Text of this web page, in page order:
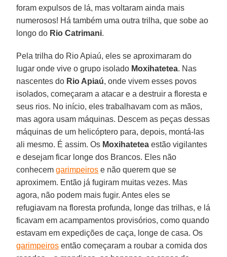
foram expulsos de lá, mas voltaram ainda mais
numerosos! Há também uma outra trilha, que sobe ao
longo do Rio Catrimani.
Pela trilha do Rio Apiaú, eles se aproximaram do
lugar onde vive o grupo isolado Moxihatetea. Nas
nascentes do Rio Apiaú, onde vivem esses povos
isolados, começaram a atacar e a destruir a floresta e
seus rios. No início, eles trabalhavam com as mãos,
mas agora usam máquinas. Descem as peças dessas
máquinas de um helicóptero para, depois, montá-las
ali mesmo. É assim. Os Moxihatetea estão vigilantes
e desejam ficar longe dos Brancos. Eles não
conhecemgarimpeiros e não querem que se
aproximem. Então já fugiram muitas vezes. Mas
agora, não podem mais fugir. Antes eles se
refugiavam na floresta profunda, longe das trilhas, e lá
ficavam em acampamentos provisórios, como quando
estavam em expedições de caça, longe de casa. Os
garimpeiros então começaram a roubar a comida dos